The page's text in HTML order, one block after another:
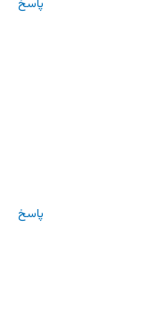
پاسخ
پاسخ